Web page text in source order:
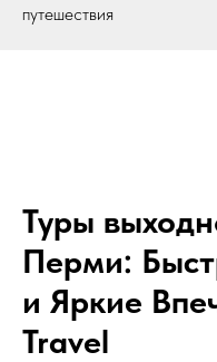
путешествия
Туры
Перми:
и Яркие
Travel
Подбор тура с
турагентом
Экономьте время и
Делегируйте подбор
личному менеджеру